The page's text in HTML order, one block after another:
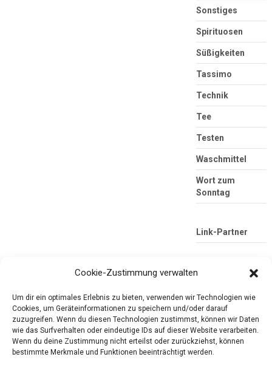
Sonstiges
Spirituosen
Süßigkeiten
Tassimo
Technik
Tee
Testen
Waschmittel
Wort zum
Sonntag
Link-Partner
Tester-Paradies
Cookie-Zustimmung verwalten
Um dir ein optimales Erlebnis zu bieten, verwenden wir Technologien wie
Cookies, um Geräteinformationen zu speichern und/oder darauf
zuzugreifen. Wenn du diesen Technologien zustimmst, können wir Daten
wie das Surfverhalten oder eindeutige IDs auf dieser Website verarbeiten.
Wenn du deine Zustimmung nicht erteilst oder zurückziehst, können
bestimmte Merkmale und Funktionen beeinträchtigt werden.
Die mobile Version verlassen